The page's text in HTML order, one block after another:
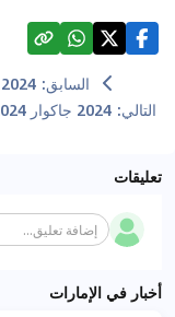
السابق: 2024 هونغ تشى HS7 السعر الأدنى والمواصفات
التالي:2024 جاكوار F-Pace 2024 الحد الأدنى للسعر والمواصفات
تعليقات
إضافة تعليق...
أخبار في الإمارات